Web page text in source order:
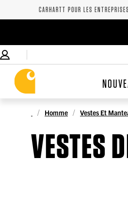
CARHARTT POUR LES ENTREPRISES
Homme Vestes Et
VESTES